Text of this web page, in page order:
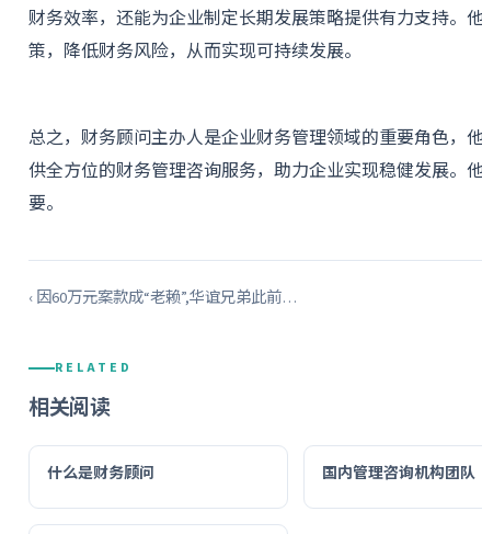
财务效率，还能为企业制定长期发展策略提供有力支持。
策，降低财务风险，从而实现可持续发展。
总之，财务顾问主办人是企业财务管理领域的重要角色，
供全方位的财务管理咨询服务，助力企业实现稳健发展。
要。
‹ 因60万元案款成“老赖”,华谊兄弟此前…
RELATED
相关阅读
什么是财务顾问 国内管理咨询机构团队